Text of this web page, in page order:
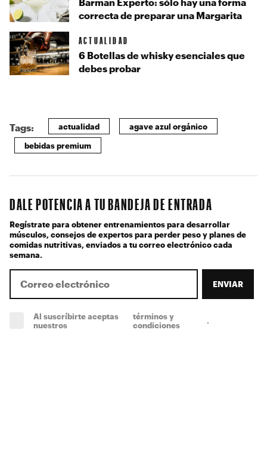
correcta de preparar una Margarita
ACTUALIDAD
6 Botellas de whisky esenciales que
debes probar
Tags: actualidad agave azul orgánico
bebidas premium
DALE POTENCIA A TU BANDEJA DE ENTRADA
Regístrate para obtener entrenamientos para desarrollar
músculos, consejos de expertos para perder peso y planes de
comidas nutritivas, enviados a tu correo electrónico cada
semana.
ENVIAR
Al suscríbirte aceptas
nuestros
términos y
condiciones
.